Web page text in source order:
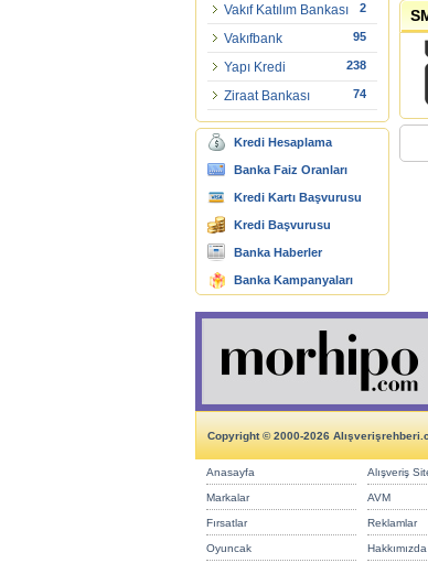
Vakıf Katılım Bankası 2
Vakıfbank 95
Yapı Kredi 238
Ziraat Bankası 74
Kredi Hesaplama
Banka Faiz Oranları
Kredi Kartı Başvurusu
Kredi Başvurusu
Banka Haberler
Banka Kampanyaları
Copyright © 2000-2026
Anasayfa Alışveriş
Markalar AVM
Fırsatlar Reklamlar
Oyuncak Hakkımızda